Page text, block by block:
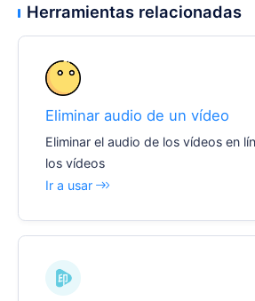
Herramientas relacionadas
Eliminar audio de un vídeo
Eliminar el audio de los vídeos en
los vídeos
Ir a usar